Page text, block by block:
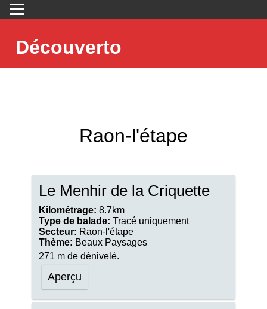
Découverto
Raon-l'étape
Le Menhir de la Criquette
Kilométrage: 8.7km
Type de balade: Tracé uniquement
Secteur: Raon-l'étape
Thème: Beaux Paysages
271 m de dénivelé.
Aperçu